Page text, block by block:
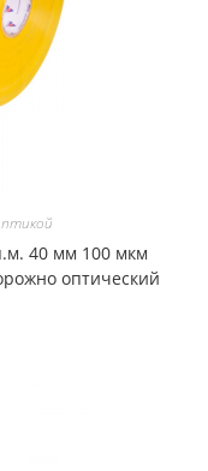
40 мм 100 мкм
оптический